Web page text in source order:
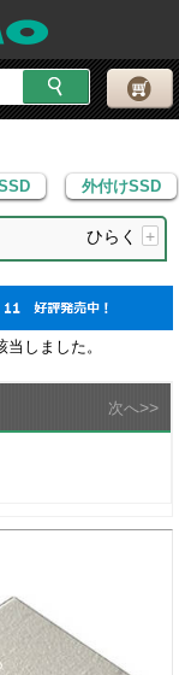
外付けSSD
外付けSSD
ひらく +
当しました。
次へ>>